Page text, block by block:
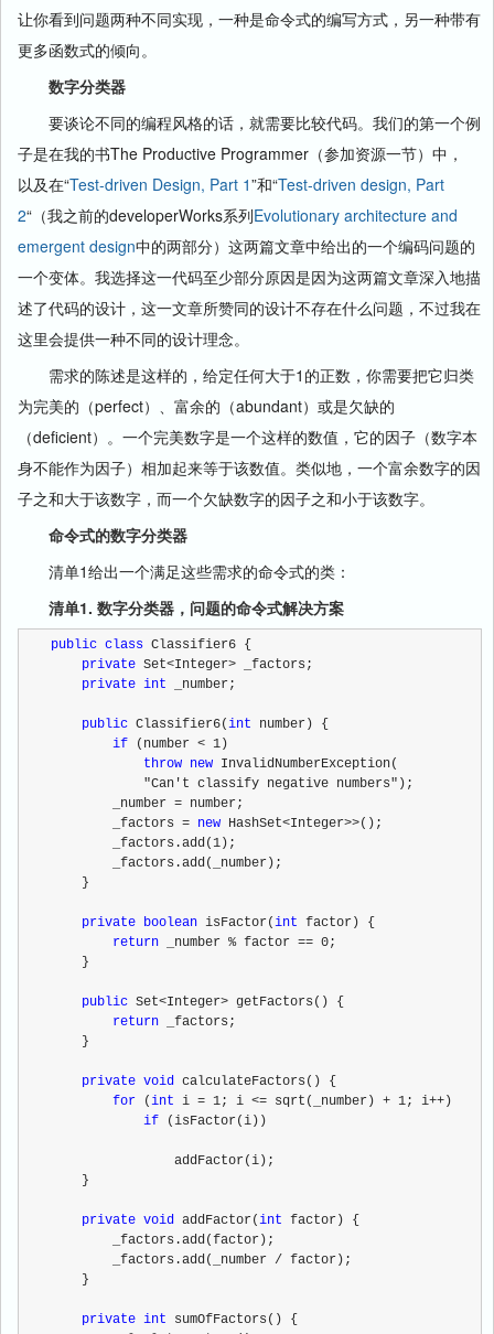
让你看到问题两种不同实现，一种是命令式的编写方式，另一种带有
更多函数式的倾向。
数字分类器
要谈论不同的编程风格的话，就需要比较代码。我们的第一个例
子是在我的书The Productive Programmer（参加资源一节）中，
以及在“Test-driven Design, Part 1”和“Test-driven design, Part
2“（我之前的developerWorks系列Evolutionary architecture and
emergent design中的两部分）这两篇文章中给出的一个编码问题的
一个变体。我选择这一代码至少部分原因是因为这两篇文章深入地描
述了代码的设计，这一文章所赞同的设计不存在什么问题，不过我在
这里会提供一种不同的设计理念。
需求的陈述是这样的，给定任何大于1的正数，你需要把它归类
为完美的（perfect）、富余的（abundant）或是欠缺的
（deficient）。一个完美数字是一个这样的数值，它的因子（数字本
身不能作为因子）相加起来等于该数值。类似地，一个富余数字的因
子之和大于该数字，而一个欠缺数字的因子之和小于该数字。
命令式的数字分类器
清单1给出一个满足这些需求的命令式的类：
清单1. 数字分类器，问题的命令式解决方案
public class Classifier6 {
private Set<Integer> _factors;
private int _number;
public Classifier6(int number) {
if (number < 1)
throw new InvalidNumberException(
            "Can't classify negative numbers");
        _number = number;
        _factors =
new HashSet<Integer>>();
        _factors.add(1);
        _factors.add(_number);
    }
private boolean isFactor(int factor) {
return _number % factor == 0;
    }
public Set<Integer> getFactors() {
return _factors;
    }
private void calculateFactors() {
for (int i = 1; i <= sqrt(_number) + 1; i++)
if (isFactor(i))
                addFactor(i);
    }
private void addFactor(int factor) {
        _factors.add(factor);
        _factors.add(_number / factor);
    }
private int sumOfFactors() {